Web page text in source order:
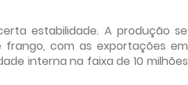
estabilidade. A produção se
frango, com as exportações em
interna na faixa de 10 milhões